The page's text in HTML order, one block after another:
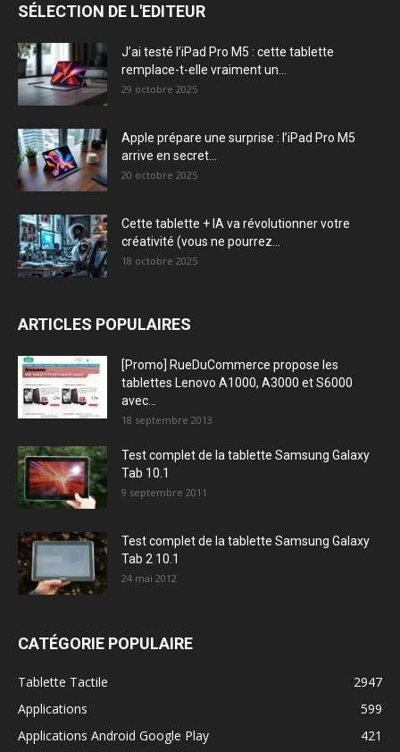
SÉLECTION DE L'EDITEUR
J’ai testé l’iPad Pro M5 : cette tablette
remplace-t-elle vraiment un...
29 octobre 2025
Apple prépare une surprise : l’iPad Pro M5
arrive en secret...
20 octobre 2025
Cette tablette + IA va révolutionner votre
créativité (vous ne pourrez...
18 octobre 2025
ARTICLES POPULAIRES
[Promo] RueDuCommerce propose les
tablettes Lenovo A1000, A3000 et S6000
avec...
18 septembre 2013
Test complet de la tablette Samsung Galaxy
Tab 10.1
9 septembre 2011
Test complet de la tablette Samsung Galaxy
Tab 2 10.1
24 mai 2012
CATÉGORIE POPULAIRE
Tablette Tactile
2947
Applications
599
Applications Android Google Play
421